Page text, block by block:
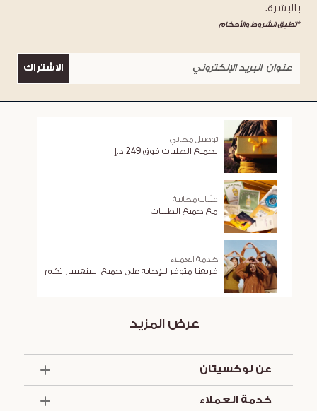
بالبشرة.
*تطبق الشروط والأحكام
الاشتراك
توصيل مجاني
لجميع الطلبات فوق 249 د.إ
عيّنات مجانية
مع جميع الطلبات
خدمة العملاء
فريقنا متوفر للإجابة على جميع استفساراتكم
عرض المزيد
عن لوكسيتان
خدمة العملاء